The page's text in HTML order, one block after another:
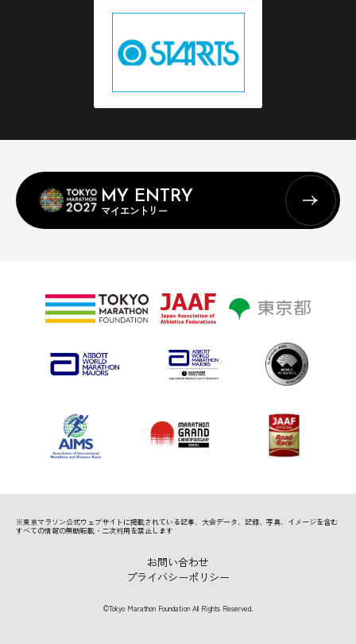
MY ENTRY
マイエントリー
※東京マラソン公式ウェブサイトに掲載されている記事、 大会データ、記録、写真、イメージを含む
すべての情報の無断転載・二次利用を禁止します
お問い合わせ
プライバシーポリシー
©Tokyo Marathon Foundation All Rights Reserved.